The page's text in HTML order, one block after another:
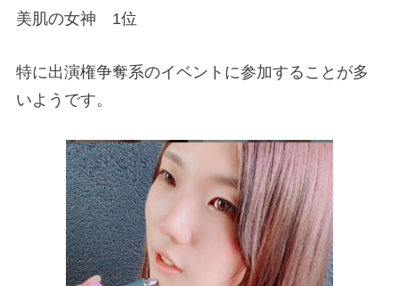
美肌の女神 1位
特に出演権争奪系のイベントに参加することが多
いようです。